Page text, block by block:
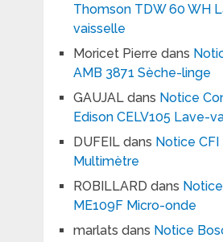
Thomson TDW 60 WH
vaisselle
Moricet Pierre dans
AMB 3871 Sèche-linge
GAUJALdans Notice
Edison CELV105 Lave-
DUFEILdans Notice CFI
Multimètre
ROBILLARD dans
ME109F Micro-onde
marlats dans Notice